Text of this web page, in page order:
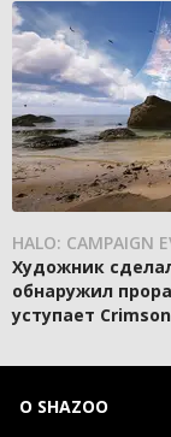
HALO: CAMPAIGN
Художник
обнаружил
уступает
О SHAZOO